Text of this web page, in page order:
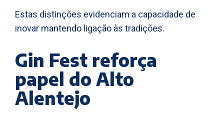
Estas distinções evidenciam a capacidade de
inovar mantendo ligação às tradições.
Gin Fest reforça
papel do Alto
Alentejo